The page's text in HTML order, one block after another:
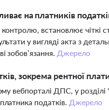
на платників
встановлює чіткі
у вигляді акта з
зобов’язання. Джерело
зокрема рентної
вебпорталі ДПС, у
податків. Джерело